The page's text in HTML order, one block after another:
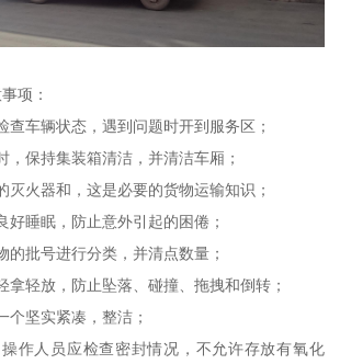
项：
查车辆状态，遇到问题时开到服务区；
，保持集装箱清洁，并清洁车厢；
灭火器和，这是必要的货物运输知识；
好睡眠，防止意外引起的困倦；
的批号进行分类，并清点数量；
拿轻放，防止坠落、碰撞、拖拽和倒转；
个坚实紧凑，整洁；
作人员应检查密封情况，不允许存放有氧化